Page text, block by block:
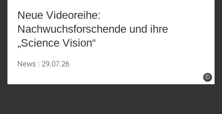
©
Neue Videoreihe:
Nachwuchsforschende und ihre
„Science Vision“
News 29.07.26